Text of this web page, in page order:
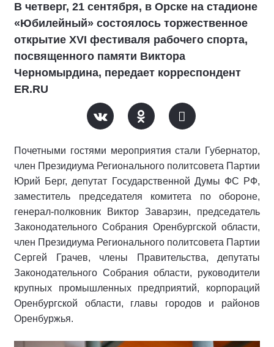
В четверг, 21 сентября, в Орске на стадионе
«Юбилейный» состоялось торжественное
открытие XVI фестиваля рабочего спорта,
посвященного памяти Виктора
Черномырдина, передает корреспондент
ER.RU
Почетными гостями мероприятия стали Губернатор,
член Президиума Регионального политсовета Партии
Юрий Берг, депутат Государственной Думы ФС РФ,
заместитель председателя комитета по обороне,
генерал-полковник Виктор Заварзин, председатель
Законодательного Собрания Оренбургской области,
член Президиума Регионального политсовета Партии
Сергей Грачев, члены Правительства, депутаты
Законодательного Собрания области, руководители
крупных промышленных предприятий, корпораций
Оренбургской области, главы городов и районов
Оренбуржья.